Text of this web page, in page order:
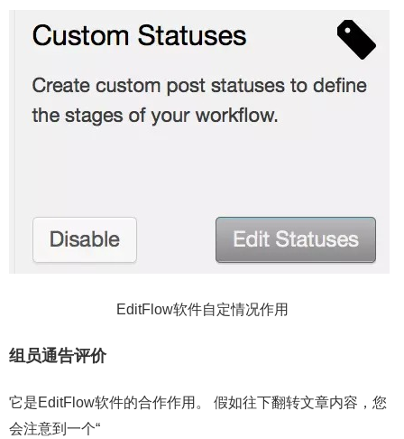
EditFlow软件自定情况作用
组员通告评价
它是EditFlow软件的合作作用。 假如往下翻转文章内容，您
会注意到一个“